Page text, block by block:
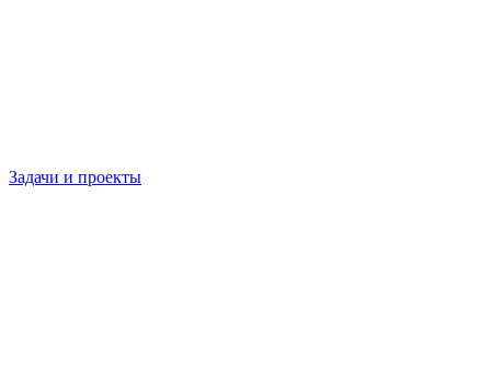
Задачи и проекты